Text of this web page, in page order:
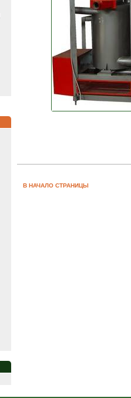
В НАЧАЛО СТРАНИЦЫ